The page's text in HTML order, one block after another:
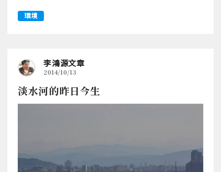
環境
李鴻源文章
2014/10/13
淡水河的昨日今生